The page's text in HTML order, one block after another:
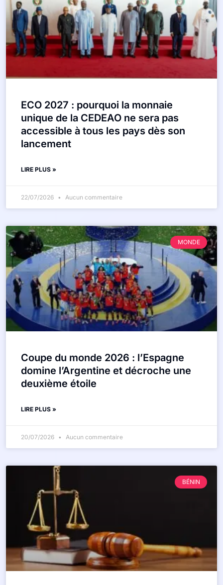
ECO 2027 : pourquoi la monnaie
unique de la CEDEAO ne sera pas
accessible à tous les pays dès son
lancement
LIRE PLUS »
22/07/2026 Aucun commentaire
MONDE
Coupe du monde 2026 : l’Espagne
domine l’Argentine et décroche une
deuxième étoile
LIRE PLUS »
20/07/2026 Aucun commentaire
BÉNIN